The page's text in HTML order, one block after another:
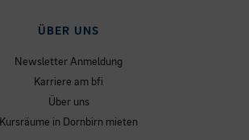
ÜBER UNS
Newsletter Anmeldung
Karriere am bfi
Über uns
Kursräume in Dornbirn mieten